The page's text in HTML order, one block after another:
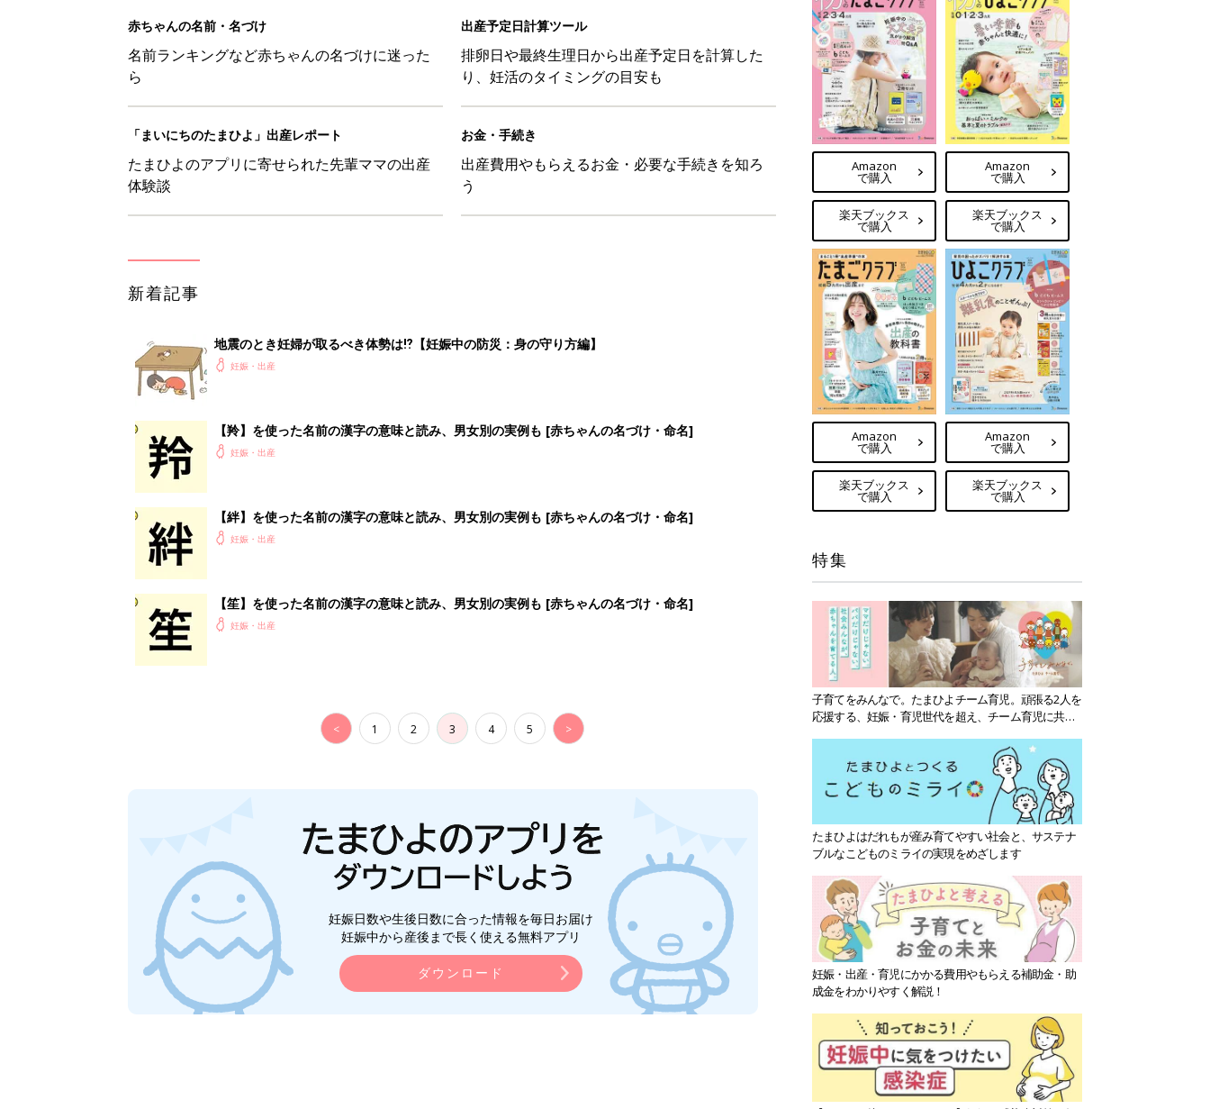
赤ちゃんの名前・名づけ
名前ランキングなど赤ちゃんの名づけに迷った
ら
出産予定日計算ツール
排卵日や最終生理日から出産予定日を計算した
り、妊活のタイミングの目安も
「まいにちのたまひよ」出産レポート
たまひよのアプリに寄せられた先輩ママの出産
体験談
お金・手続き
出産費用やもらえるお金・必要な手続きを知ろ
う
新着記事
地震のとき妊婦が取るべき体勢は⁉︎【妊娠中の防災：身の守り方編】
妊娠・出産
【羚】を使った名前の漢字の意味と読み、男女別の実例も [赤ちゃんの名づけ・命名]
妊娠・出産
【絆】を使った名前の漢字の意味と読み、男女別の実例も [赤ちゃんの名づけ・命名]
妊娠・出産
【笙】を使った名前の漢字の意味と読み、男女別の実例も [赤ちゃんの名づけ・命名]
妊娠・出産
< 1 2 3 4 5 >
妊娠日数や生後日数に合った情報を毎日お届け
妊娠中から産後まで長く使える無料アプリ
ダウンロード
Amazon
で購入
楽天ブックス
で購入
Amazon
で購入
楽天ブックス
で購入
Amazon
で購入
楽天ブックス
で購入
Amazon
で購入
楽天ブックス
で購入
特集
子育てをみんなで。たまひよチーム育児。頑張る2人を
応援する、妊娠・育児世代を超え、チーム育児に共感
たまひよはだれもが産み育てやすい社会と、サステナ
ブルなこどものミライの実現をめざします
妊娠・出産・育児にかかる費用やもらえる補助金・助
成金をわかりやすく解説！